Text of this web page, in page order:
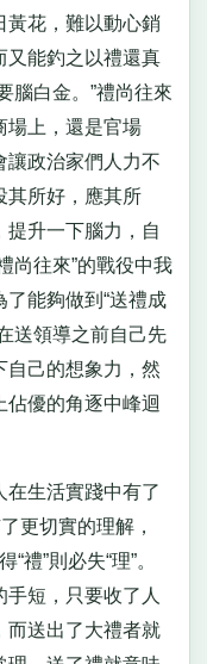
黃花，難以動心銷
又能釣之以禮還真
腦白金。”禮尚往來
場上，還是官場
讓政治家們人力不
其所好，應其所
提升一下腦力，自
尚往來”的戰役中我
能夠做到“送禮成
送領導之前自己先
自己的想象力，然
優的角逐中峰迴
生活實踐中有了
更切實的理解，
“禮”則必失“理”。
短，只要收了人
而送出了大禮者就